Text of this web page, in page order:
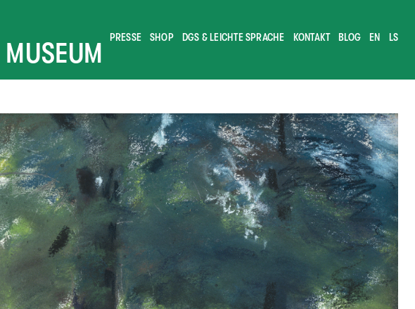
MUSEUM
MAX LIEBERMANN
VILLA & GARTEN
SAMMLUNG & FORSCHUNG
ENGAGEMENT & VEREIN
VERMIETUNG
PRESSE SHOP DGS & LEICHTE SPRACHE KONTAKT BLOG EN LS